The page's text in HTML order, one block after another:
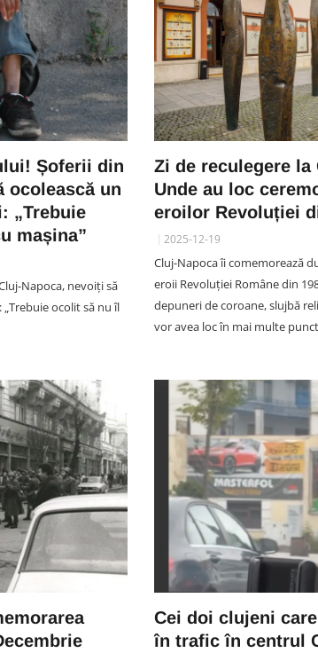
Șoferii din
ocolească un
„Trebuie
mașina”
Napoca, nevoiți să
ocolit să nu îl
Zi de reculegere la
Unde au loc
eroilor Revoluției
2025-12-19
Cluj-Napoca îi comemorează
eroii Revoluției Române din
depuneri de coroane, slujbă
vor avea loc în mai multe
Cei doi clujeni
în trafic în centrul